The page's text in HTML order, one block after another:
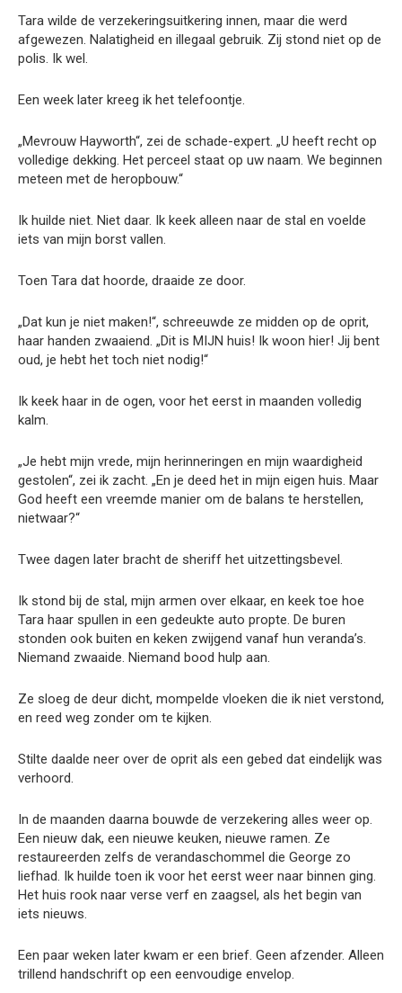
Tara wilde de verzekeringsuitkering innen, maar die werd
afgewezen. Nalatigheid en illegaal gebruik. Zij stond niet op de
polis. Ik wel.
Een week later kreeg ik het telefoontje.
„Mevrouw Hayworth“, zei de schade-expert. „U heeft recht op
volledige dekking. Het perceel staat op uw naam. We beginnen
meteen met de heropbouw.“
Ik huilde niet. Niet daar. Ik keek alleen naar de stal en voelde
iets van mijn borst vallen.
Toen Tara dat hoorde, draaide ze door.
„Dat kun je niet maken!“, schreeuwde ze midden op de oprit,
haar handen zwaaiend. „Dit is MIJN huis! Ik woon hier! Jij bent
oud, je hebt het toch niet nodig!“
Ik keek haar in de ogen, voor het eerst in maanden volledig
kalm.
„Je hebt mijn vrede, mijn herinneringen en mijn waardigheid
gestolen“, zei ik zacht. „En je deed het in mijn eigen huis. Maar
God heeft een vreemde manier om de balans te herstellen,
nietwaar?“
Twee dagen later bracht de sheriff het uitzettingsbevel.
Ik stond bij de stal, mijn armen over elkaar, en keek toe hoe
Tara haar spullen in een gedeukte auto propte. De buren
stonden ook buiten en keken zwijgend vanaf hun veranda’s.
Niemand zwaaide. Niemand bood hulp aan.
Ze sloeg de deur dicht, mompelde vloeken die ik niet verstond,
en reed weg zonder om te kijken.
Stilte daalde neer over de oprit als een gebed dat eindelijk was
verhoord.
In de maanden daarna bouwde de verzekering alles weer op.
Een nieuw dak, een nieuwe keuken, nieuwe ramen. Ze
restaureerden zelfs de verandaschommel die George zo
liefhad. Ik huilde toen ik voor het eerst weer naar binnen ging.
Het huis rook naar verse verf en zaagsel, als het begin van
iets nieuws.
Een paar weken later kwam er een brief. Geen afzender. Alleen
trillend handschrift op een eenvoudige envelop.